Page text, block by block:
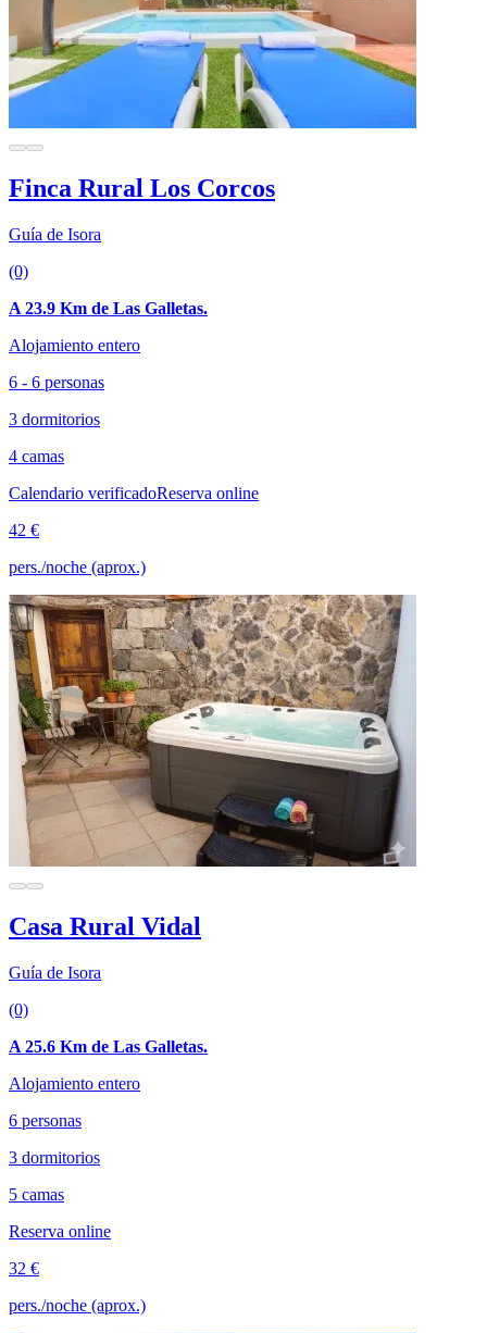
Finca Rural Los Corcos
Guía de Isora
(0)
A 23.9 Km de Las Galletas.
Alojamiento entero
6 - 6 personas
3 dormitorios
4 camas
Calendario verificadoReserva online
42 €
pers./noche (aprox.)
Casa Rural Vidal
Guía de Isora
(0)
A 25.6 Km de Las Galletas.
Alojamiento entero
6 personas
3 dormitorios
5 camas
Reserva online
32 €
pers./noche (aprox.)